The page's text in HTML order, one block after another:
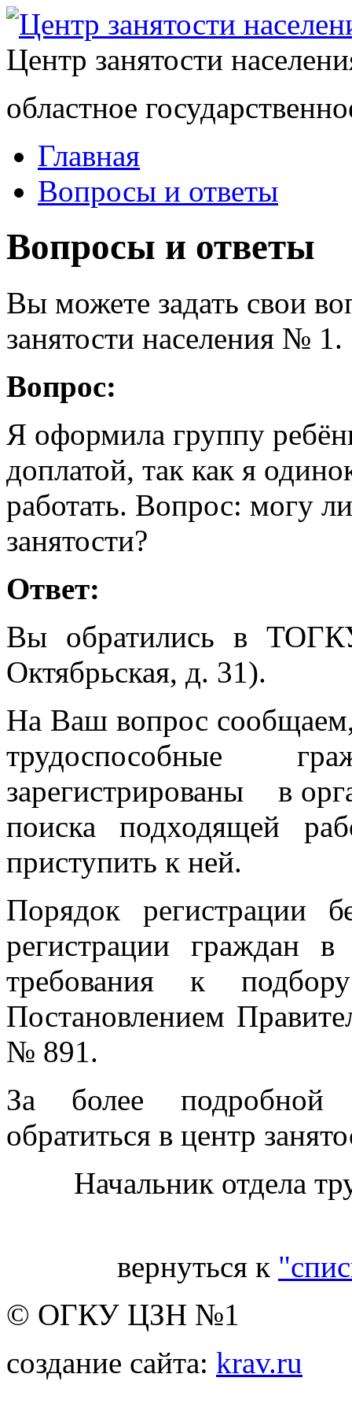
Центр занятости
областное
Главная
Вопросы и ответы
Вопросы и ответы
Вы можете задать свои
занятости населения № 1.
Вопрос:
Я оформила группу
доплатой, так как я
работать. Вопрос: могу
занятости?
Ответ:
Вы обратились в
Октябрьская, д. 31).
На Ваш вопрос
зарегистрированы в
поиска подходящей
приступить к ней.
Порядок регистрации
регистрации граждан
требования к
Постановлением
№ 891.
За более подробной
обратиться в центр
Начальник отдела
вернуться к
© ОГКУ ЦЗН №1
создание сайта: krav.ru